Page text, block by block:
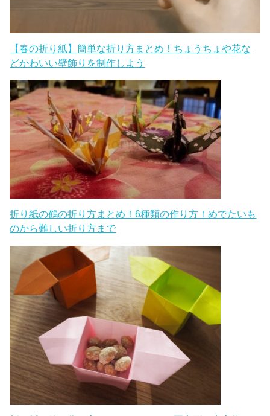
【春の折り紙】簡単な折り方まとめ！ちょうちょや花な
どかわいい壁飾りを制作しよう
折り紙の鶴の折り方まとめ！6種類の作り方！めでたいも
のから難しい折り方まで